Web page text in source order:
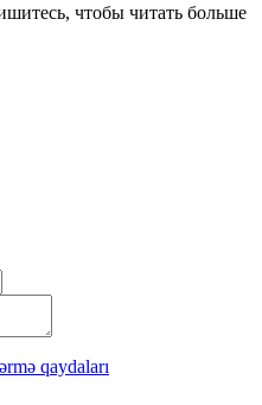
чтобы читать больше
qaydaları